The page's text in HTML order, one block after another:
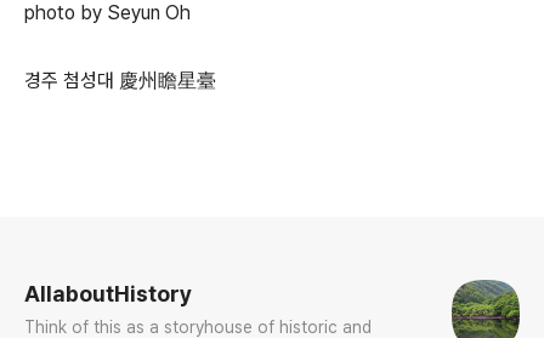
photo by Seyun Oh
경주 첨성대 慶州瞻星臺
AllaboutHistory
Think of this as a storyhouse of historic and